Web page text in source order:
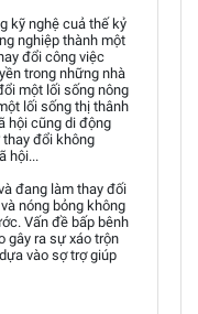
kỹ nghệ cuả thế kỷ
nghiệp thành một
đổi công việc
trong những nhà
một lối sống nông
lối sống thị thânh
hội cũng di động
đổi không
hội...
đang làm thay đối
nóng bỏng không
Vấn đề bấp bênh
gây ra sự xáo trộn
vào sợ trợ giúp